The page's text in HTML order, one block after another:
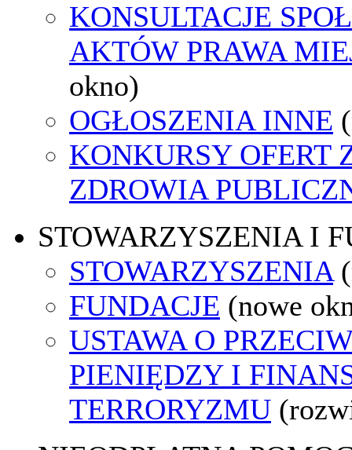
KONSULTACJE
AKTÓW PRAWA
okno)
OGŁOSZENIA INNE
KONKURSY OFERT
ZDROWIA
STOWARZYSZENIA I
STOWARZYSZENIA
FUNDACJE (nowe
USTAWA O
PIENIĘDZY I
TERRORYZMU